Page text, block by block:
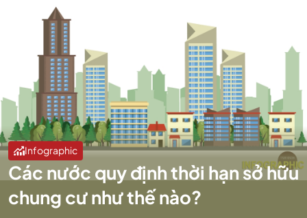
Infographic
Các nước quy định thời hạn sở hữu
chung cư như thế nào?